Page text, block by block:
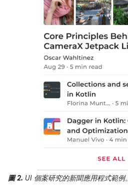
圖 2. UI 個案研究的新聞應用程式範例。